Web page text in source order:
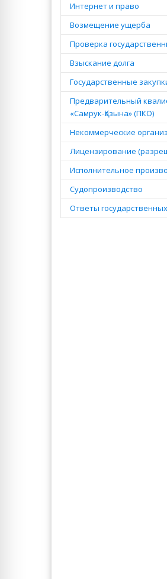
Интернет и право
Возмещение ущерба
Проверка
Взыскание долга
Государственные
Предварительный
«Самрук-Қазына» (ПКО)
Некоммерческие
Лицензирование
Исполнительное
Судопроизводство
Ответы